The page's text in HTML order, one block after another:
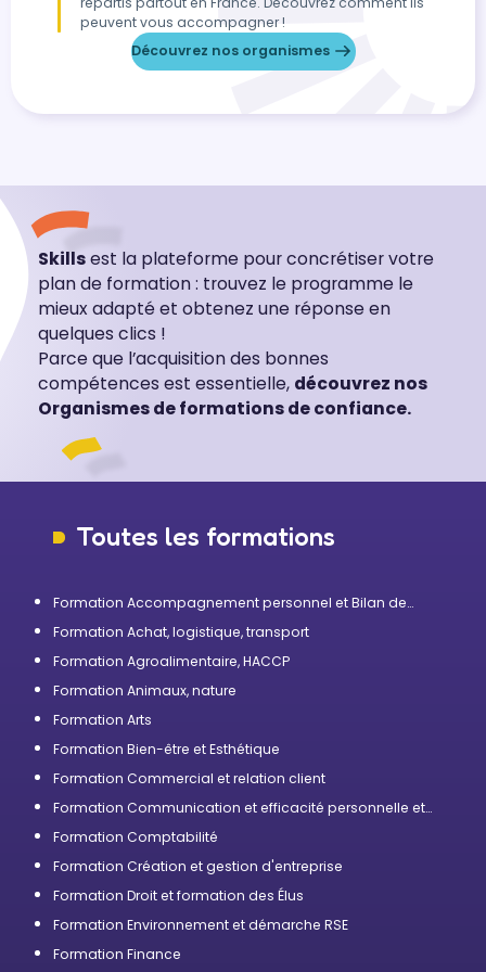
peuvent vous accompagner !
Découvrez nos organismes
Skillsest la plateforme pour concrétiser votre
plan de formation : trouvez le programme le
mieux adapté et obtenez une réponse en
quelques clics !
Parce que l’acquisition des bonnes
compétences est essentielle, découvrez nos
Organismes de formations de confiance.
Toutes les formations
Formation Accompagnement personnel et Bilan de
Formation Achat, logistique, transport
Formation Agroalimentaire, HACCP
Formation Animaux, nature
Formation Arts
Formation Bien-être et Esthétique
Formation Commercial et relation client
Formation Communication et efficacité personnelle et
Formation Comptabilité
Formation Création et gestion d'entreprise
Formation Droit et formation des Élus
Formation Environnement et démarche RSE
Formation Finance